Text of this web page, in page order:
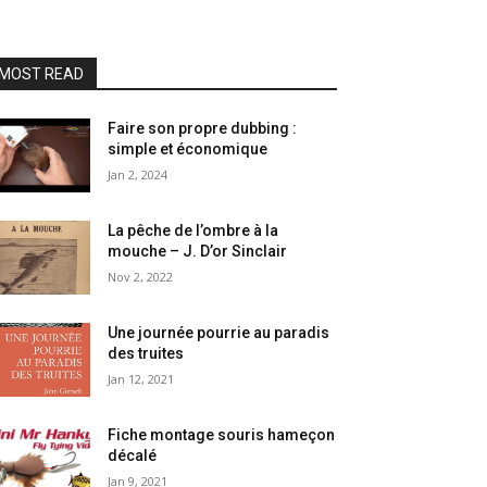
MOST READ
Faire son propre dubbing :
simple et économique
Jan 2, 2024
La pêche de l’ombre à la
mouche – J. D’or Sinclair
Nov 2, 2022
Une journée pourrie au paradis
des truites
Jan 12, 2021
Fiche montage souris hameçon
décalé
Jan 9, 2021